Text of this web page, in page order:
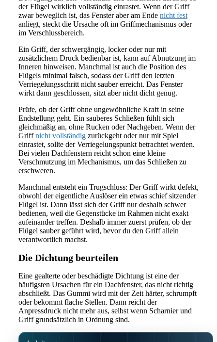
der Flügel wirklich vollständig einrastet. Wenn der Griff
zwar beweglich ist, das Fenster aber am Ende nicht fest
anliegt, steckt die Ursache oft im Griffmechanismus oder
im Verschlussbereich.
Ein Griff, der schwergängig, locker oder nur mit
zusätzlichem Druck bedienbar ist, kann auf Abnutzung im
Inneren hinweisen. Manchmal ist auch die Position des
Flügels minimal falsch, sodass der Griff den letzten
Verriegelungsschritt nicht sauber erreicht. Das Fenster
wirkt dann geschlossen, sitzt aber nicht dicht genug.
Prüfe, ob der Griff ohne ungewöhnliche Kraft in seine
Endstellung geht. Ein sauberes Schließen fühlt sich
gleichmäßig an, ohne Rucken oder Nachgeben. Wenn der
Griffnicht vollständig zurückgeht oder nur mit Spiel
einrastet, sollte der Verriegelungspunkt betrachtet werden.
Bei vielen Dachfenstern reicht schon eine kleine
Verschmutzung im Mechanismus, um das Schließen zu
erschweren.
Manchmal entsteht ein Trugschluss: Der Griff wirkt defekt,
obwohl der eigentliche Auslöser ein etwas schief sitzender
Flügel ist. Dann lässt sich der Griff nur deshalb schwer
bedienen, weil die Gegenstücke im Rahmen nicht exakt
aufeinander treffen. Deshalb immer zuerst prüfen, ob der
Flügel sauber geführt wird, bevor du den Griff allein
verantwortlich machst.
Die Dichtung beurteilen
Eine gealterte oder beschädigte Dichtung ist eine der
häufigsten Ursachen für ein Dachfenster, das nicht richtig
abschließt. Das Gummi wird mit der Zeit härter, schrumpft
oder bekommt flache Stellen. Dann reicht der
Anpressdruck nicht mehr aus, selbst wenn Scharnier und
Griff grundsätzlich in Ordnung sind.